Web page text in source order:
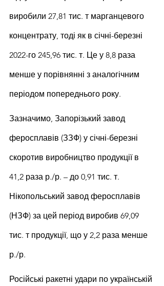
виробили 27,81 тис. т марганцевого
концентрату, тоді як в січні-березні
2022-го 245,96 тис. т. Це у 8,8 раза
менше у порівнянні з аналогічним
періодом попереднього року.
Зазначимо, Запорізький завод
феросплавів (ЗЗФ) у січні-березні
скоротив виробництво продукції в
41,2 раза р./р. – до 0,91 тис. т.
Нікопольський завод феросплавів
(НЗФ) за цей період виробив 69,09
тис. т продукції, що у 2,2 раза менше
р./р.
Російські ракетні удари по українській